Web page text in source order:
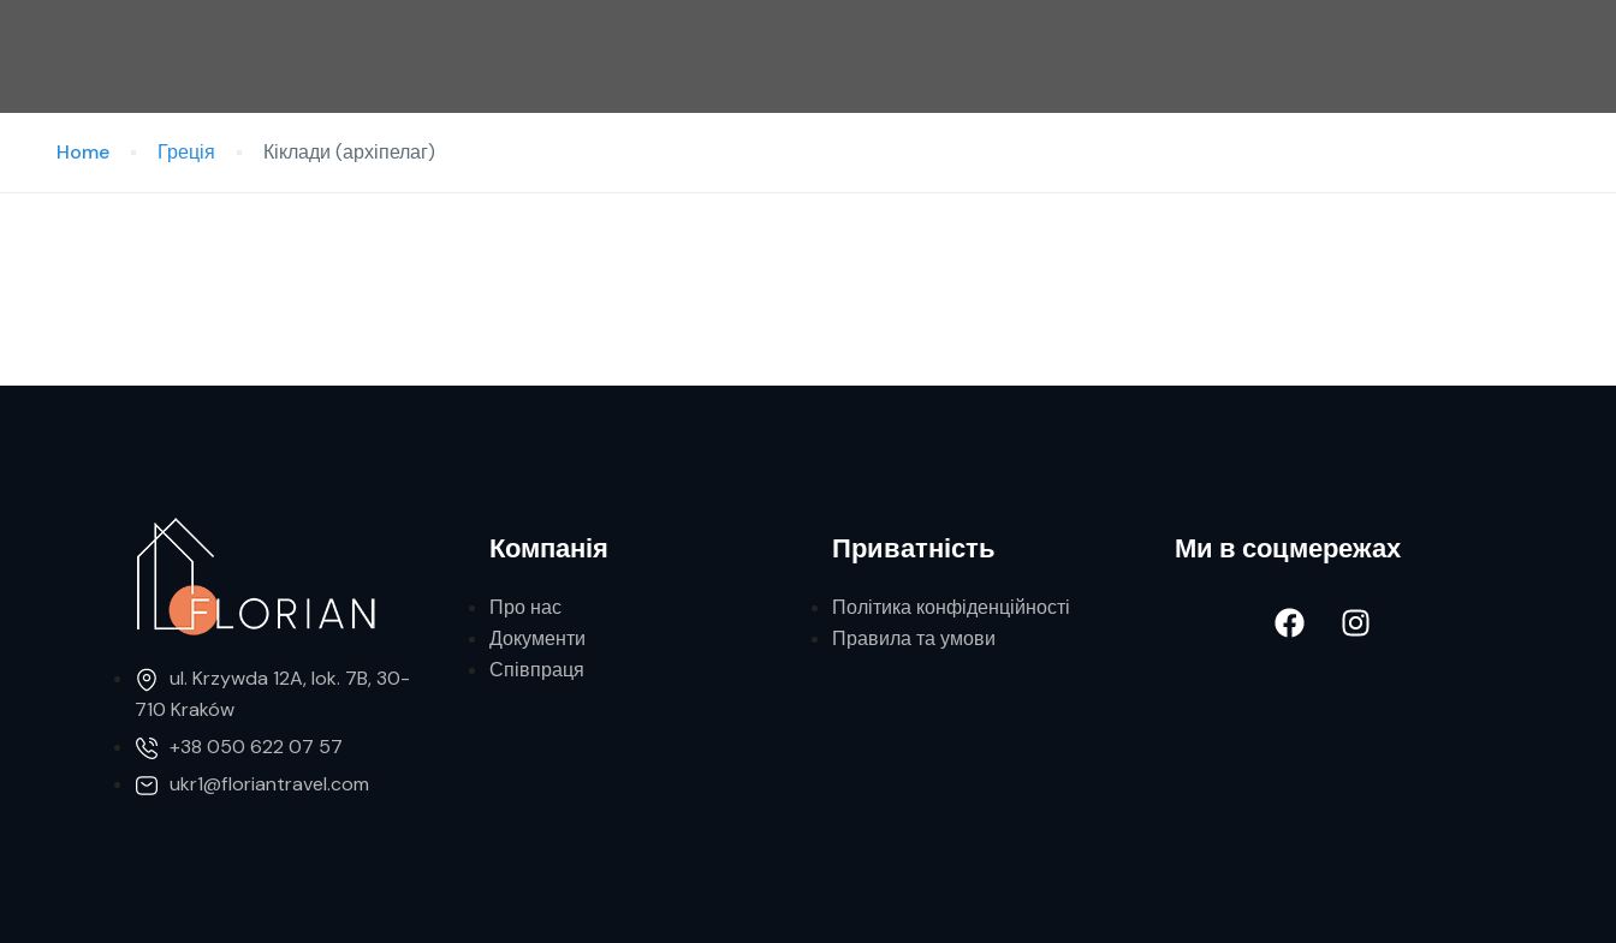
Home Греція Кіклади (архіпелаг)
ul. Krzywda 12A, lok. 7B, 30-
710 Kraków
+38 050 622 07 57
ukr1@floriantravel.com
Компанія
Про нас
Документи
Співпраця
Приватність
Політика конфіденційності
Правила та умови
Ми в соцмережах